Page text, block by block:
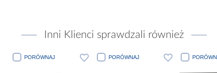
Inni Klienci sprawdzali również
PORÓWNAJ PORÓWNAJ